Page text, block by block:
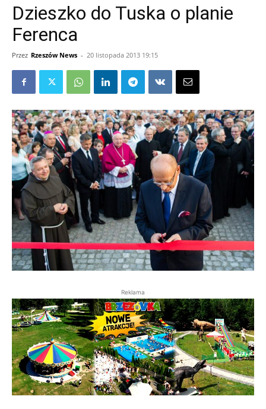
Dzieszko do Tuska o planie
Ferenca
Przez Rzeszów News - 20 listopada 2013 19:15
Reklama